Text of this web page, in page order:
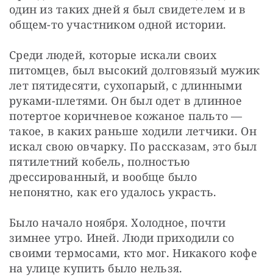
один из таких дней я был свидетелем и в
общем-то участником одной истории.
Среди людей, которые искали своих
питомцев, был высокий долговязый мужик
лет пятидесяти, сухопарый, с длинными
руками-плетями. Он был одет в длинное
потертое коричневое кожаное пальто —
такое, в каких раньше ходили летчики. Он
искал свою овчарку. По рассказам, это был
пятилетний кобель, полностью
дрессированный, и вообще было
непонятно, как его удалось украсть.
Было начало ноября. Холодное, почти
зимнее утро. Иней. Люди приходили со
своими термосами, кто мог. Никакого кофе
на улице купить было нельзя.